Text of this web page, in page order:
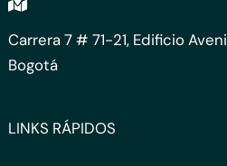
Carrera 7 # 71-21, Edificio
Bogotá
LINKS RÁPIDOS